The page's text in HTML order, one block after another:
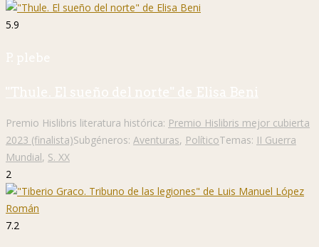
5.9
P. plebe
"Thule. El sueño del norte" de Elisa Beni
Premio Hislibris literatura histórica: Premio Hislibris mejor cubierta
2023 (finalista)Subgéneros: Aventuras, PolíticoTemas: II Guerra
Mundial, S. XX
2
7.2